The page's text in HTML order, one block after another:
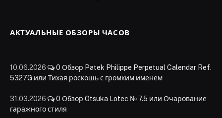
АКТУАЛЬНЫЕ ОБЗОРЫ ЧАСОВ
10.06.2026 0 Обзор Patek Philippe Perpetual Calendar Ref.
5327G или Тихая роскошь с громким именем
31.03.2026 0 Обзор Otsuka Lotec № 7.5 или Очарование
гаражного стиля